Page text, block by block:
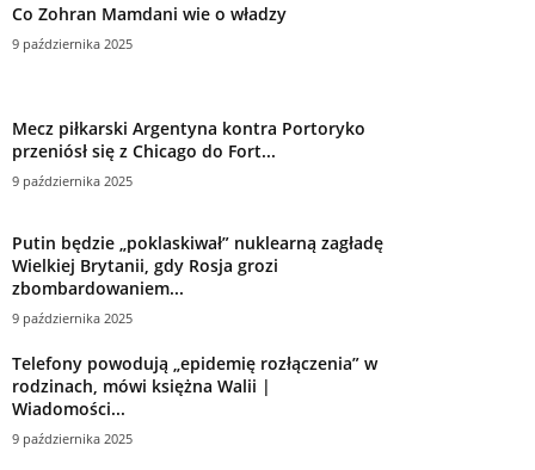
Co Zohran Mamdani wie o władzy
9 października 2025
Mecz piłkarski Argentyna kontra Portoryko
przeniósł się z Chicago do Fort...
9 października 2025
Putin będzie „poklaskiwał” nuklearną zagładę
Wielkiej Brytanii, gdy Rosja grozi
zbombardowaniem...
9 października 2025
Telefony powodują „epidemię rozłączenia” w
rodzinach, mówi księżna Walii |
Wiadomości...
9 października 2025